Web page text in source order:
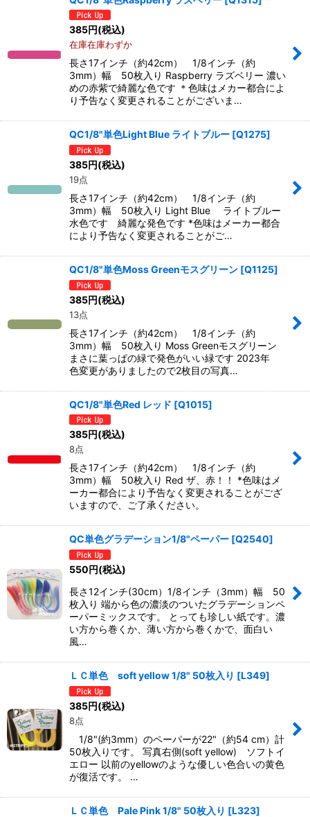
385円(税込)
在庫在庫わずか
長さ17インチ（約42cm） 1/8インチ（約
3mm）幅 50枚入り Raspberry ラズベリー 濃い
めの赤紫で綺麗な色です ＊色味はメカー都合によ
り予告なく変更されることがございま…
QC1/8"単色Light Blue ライトブルー [Q1275]
385円(税込)
19点
長さ17インチ（約42cm） 1/8インチ（約
3mm）幅 50枚入り Light Blue ライトブルー
水色です 綺麗な発色です *色味はメーカー都合
により予告なく変更されることがご…
QC1/8"単色Moss Greenモスグリーン [Q1125]
385円(税込)
13点
長さ17インチ（約42cm） 1/8インチ（約
3mm）幅 50枚入り Moss Greenモスグリーン
まさに葉っぱの緑で発色がいい緑です 2023年
色変更がありましたので2枚目の写真…
QC1/8"単色Red レッド [Q1015]
385円(税込)
8点
長さ17インチ（約42cm） 1/8インチ（約
3mm）幅 50枚入り Red ザ、赤！！ *色味はメ
ーカー都合により予告なく変更されることがござ
いますので、ご了承ください。
QC単色グラデーション1/8"ペーパー [Q2540]
550円(税込)
長さ12インチ(30cm）1/8インチ（3mm）幅 50
枚入り 端から色の濃淡のついたグラデーションペ
ーパーミックスです。 とっても珍しい紙です。濃
い方から巻くか、薄い方から巻くかで、面白い
風…
ＬＣ単色 soft yellow 1/8" 50枚入り [L349]
385円(税込)
8点
1/8"(約3mm）のペーパーが22"（約54 cm）計
50枚入りです。 写真右側(soft yellow) ソフトイ
エロー 以前のyellowのような優しい色合いの黄色
が復活です。 …
ＬＣ単色 Pale Pink 1/8" 50枚入り [L323]